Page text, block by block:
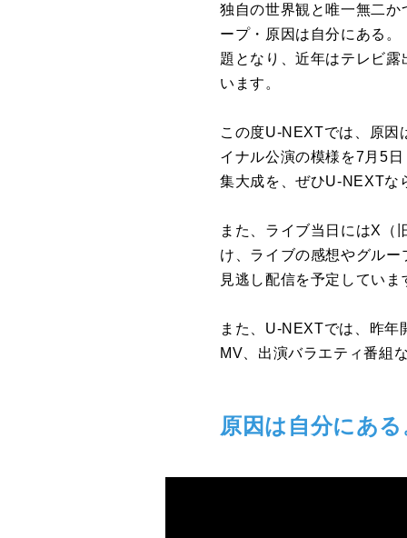
独自の世界観と唯一無二
ープ・原因は自分にある
題となり、近年はテレビ
います。
この度U-NEXTでは、原因
イナル公演の模様を7月5
集大成を、ぜひU-NEXTな
また、ライブ当日にはX（
け、ライブの感想やグル
見逃し配信を予定してい
また、U-NEXTでは、昨
MV、出演バラエティ番組
原因は自分にあ